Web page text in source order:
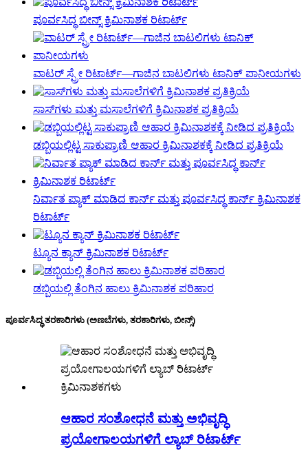
ಪೂರ್ವಸಿದ್ಧ ಬೀನ್ಸ್ ಕ್ರಿಮಿನಾಶಕ ರಿಟಾರ್ಟ್
ವಾಟರ್ ಸ್ಪ್ರೇ ರಿಟಾರ್ಟ್—ಗಾಜಿನ ಬಾಟಲಿಗಳು ಟಾನಿಕ್ ಪಾನೀಯಗಳು
ಸಾಸ್‌ಗಳು ಮತ್ತು ಮಸಾಲೆಗಳಿಗೆ ಕ್ರಿಮಿನಾಶಕ ಪ್ರತಿಕ್ರಿಯೆ
ಡಬ್ಬಿಯಲ್ಲಿಟ್ಟ ಸಾಕುಪ್ರಾಣಿ ಆಹಾರ ಕ್ರಿಮಿನಾಶಕಕ್ಕೆ ನೀಡಿದ ಪ್ರತಿಕ್ರಿಯೆ
ನಿರ್ವಾತ ಪ್ಯಾಕ್ ಮಾಡಿದ ಕಾರ್ನ್ ಮತ್ತು ಪೂರ್ವಸಿದ್ಧ ಕಾರ್ನ್ ಕ್ರಿಮಿನಾಶಕ
ರಿಟಾರ್ಟ್
ಟ್ಯೂನ ಕ್ಯಾನ್ ಕ್ರಿಮಿನಾಶಕ ರಿಟಾರ್ಟ್
ಡಬ್ಬಿಯಲ್ಲಿ ತೆಂಗಿನ ಹಾಲು ಕ್ರಿಮಿನಾಶಕ ಪರಿಹಾರ
ಪೂರ್ವಸಿದ್ಧ ತರಕಾರಿಗಳು (ಅಣಬೆಗಳು, ತರಕಾರಿಗಳು, ಬೀನ್ಸ್)
ಆಹಾರ ಸಂಶೋಧನೆ ಮತ್ತು ಅಭಿವೃದ್ಧಿ
ಪ್ರಯೋಗಾಲಯಗಳಿಗೆ ಲ್ಯಾಬ್ ರಿಟಾರ್ಟ್